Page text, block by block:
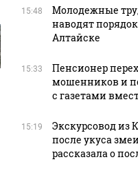
15:48
Молодежные
наводят
Алтайске
15:33
Пенсионер
мошенников и
с газетами
15:19
Экскурсовод из
после укуса
рассказала о